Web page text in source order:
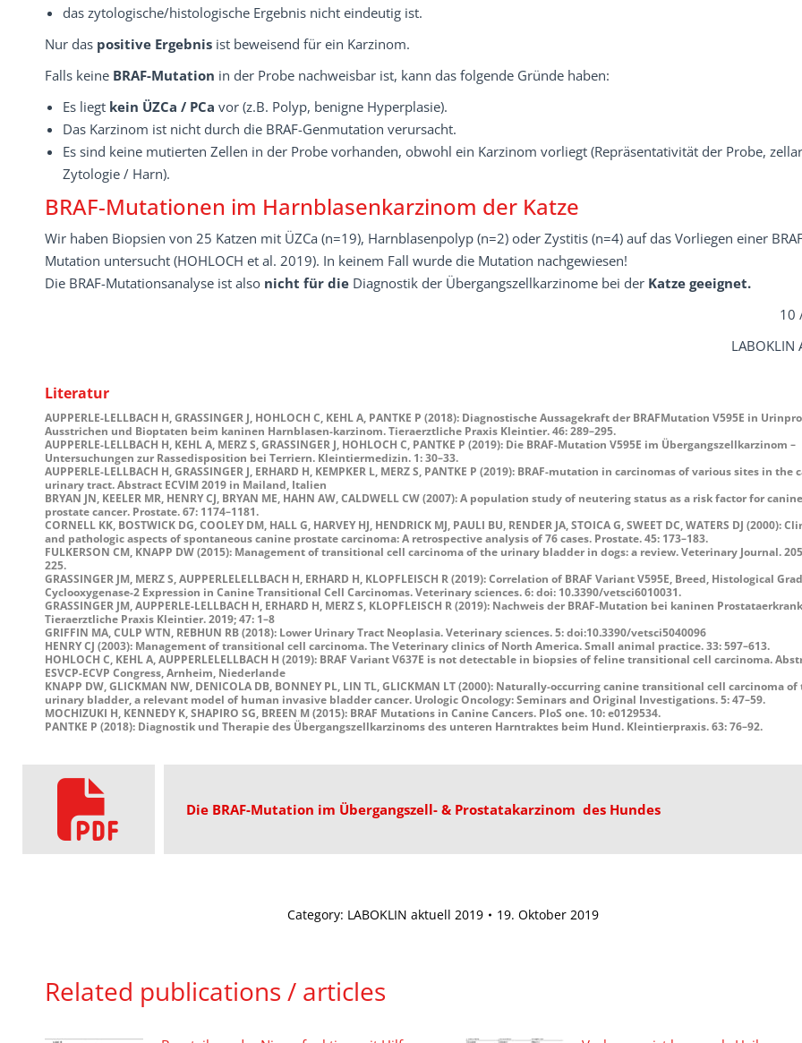
das zytologische/histologische Ergebnis nicht eindeutig ist.
Nur das positive Ergebnis ist beweisend für ein Karzinom.
Falls keine BRAF-Mutation in der Probe nachweisbar ist, kann das folgende Gründe haben:
Es liegt kein ÜZCa / PCa vor (z.B. Polyp, benigne Hyperplasie).
Das Karzinom ist nicht durch die BRAF-Genmutation verursacht.
Es sind keine mutierten Zellen in der Probe vorhanden, obwohl ein Karzinom vorliegt (Repräsentativität der Probe,
Zytologie / Harn).
BRAF-Mutationen im Harnblasenkarzinom der Katze
Wir haben Biopsien von 25 Katzen mit ÜZCa (n=19), Harnblasenpolyp (n=2) oder Zystitis (n=4) auf das Vorliegen einer
Mutation untersucht (HOHLOCH et al. 2019). In keinem Fall wurde die Mutation nachgewiesen!
Die BRAF-Mutationsanalyse ist also nicht für die Diagnostik der Übergangszellkarzinome bei der Katze geeignet.
10
LABOKLIN
Literatur
AUPPERLE-LELLBACH H, GRASSINGER J, HOHLOCH C, KEHL A, PANTKE P (2018): Diagnostische Aussagekraft der BRAFMutation V595E in
Ausstrichen und Bioptaten beim kaninen Harnblasen-karzinom. Tieraerztliche Praxis Kleintier. 46: 289–295.
AUPPERLE-LELLBACH H, KEHL A, MERZ S, GRASSINGER J, HOHLOCH C, PANTKE P (2019): Die BRAF-Mutation V595E im Übergangszellkarzinom –
Untersuchungen zur Rassedisposition bei Terriern. Kleintiermedizin. 1: 30–33.
AUPPERLE-LELLBACH H, GRASSINGER J, ERHARD H, KEMPKER L, MERZ S, PANTKE P (2019): BRAF-mutation in carcinomas of various sites in the
urinary tract. Abstract ECVIM 2019 in Mailand, Italien
BRYAN JN, KEELER MR, HENRY CJ, BRYAN ME, HAHN AW, CALDWELL CW (2007): A population study of neutering status as a risk factor for canine
prostate cancer. Prostate. 67: 1174–1181.
CORNELL KK, BOSTWICK DG, COOLEY DM, HALL G, HARVEY HJ, HENDRICK MJ, PAULI BU, RENDER JA, STOICA G, SWEET DC, WATERS DJ (2000):
and pathologic aspects of spontaneous canine prostate carcinoma: A retrospective analysis of 76 cases. Prostate. 45: 173–183.
FULKERSON CM, KNAPP DW (2015): Management of transitional cell carcinoma of the urinary bladder in dogs: a review. Veterinary Journal.
225.
GRASSINGER JM, MERZ S, AUPPERLELELLBACH H, ERHARD H, KLOPFLEISCH R (2019): Correlation of BRAF Variant V595E, Breed, Histological
Cyclooxygenase-2 Expression in Canine Transitional Cell Carcinomas. Veterinary sciences. 6: doi: 10.3390/vetsci6010031.
GRASSINGER JM, AUPPERLE-LELLBACH H, ERHARD H, MERZ S, KLOPFLEISCH R (2019): Nachweis der BRAF-Mutation bei kaninen
Tieraerztliche Praxis Kleintier. 2019; 47: 1–8
GRIFFIN MA, CULP WTN, REBHUN RB (2018): Lower Urinary Tract Neoplasia. Veterinary sciences. 5: doi:10.3390/vetsci5040096
HENRY CJ (2003): Management of transitional cell carcinoma. The Veterinary clinics of North America. Small animal practice. 33: 597–613.
HOHLOCH C, KEHL A, AUPPERLELELLBACH H (2019): BRAF Variant V637E is not detectable in biopsies of feline transitional cell carcinoma.
ESVCP-ECVP Congress, Arnheim, Niederlande
KNAPP DW, GLICKMAN NW, DENICOLA DB, BONNEY PL, LIN TL, GLICKMAN LT (2000): Naturally-occurring canine transitional cell carcinoma of
urinary bladder, a relevant model of human invasive bladder cancer. Urologic Oncology: Seminars and Original Investigations. 5: 47–59.
MOCHIZUKI H, KENNEDY K, SHAPIRO SG, BREEN M (2015): BRAF Mutations in Canine Cancers. PloS one. 10: e0129534.
PANTKE P (2018): Diagnostik und Therapie des Übergangszellkarzinoms des unteren Harntraktes beim Hund. Kleintierpraxis. 63: 76–92.
Die BRAF-Mutation im Übergangszell- & Prostatakarzinom des Hundes
Category: LABOKLIN aktuell 2019 19. Oktober 2019
Related publications / articles